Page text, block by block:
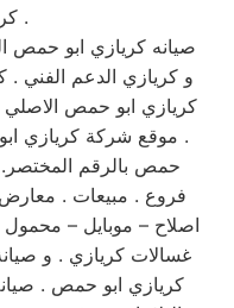
كريازي ابو حمص .
صيانه كريازي ابو حمص
و كريازي الدعم الفني
كريازي ابو حمص الاصلي
. موقع شركة كريازي
حمص بالرقم
فروع . مبيعات .
اصلاح – موبايل –
غسالات كريازي . و
كريازي ابو حمص .